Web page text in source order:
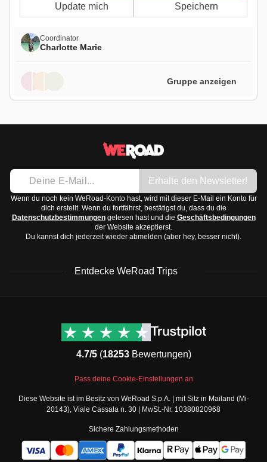
Update mich Speichern
Coordinator
Charlotte Marie
Gruppe anzeigen
Erhalte den Newsletter!
Wenn du noch kein WeRoad-Konto hast, wird mit dieser E-Mail ein Konto für
dich erstellt. Wenn du fortfährst, bestätigst du, dass du die
Datenschutzbestimmungengelesen hast und die Geschäftsbedingungen
der Website akzeptierst.
Du kannst dich jederzeit wieder abmelden (aber hey, besser nicht).
Entdecke WeRoad Trips
Trustpilot Bewertungen
WeRoad Social Media
Facebook Gruppe
TikTok
Teile deine Fotos als
& Support
Kontaktiere uns
FAQs
Buchungsbedingungen
Verkaufsbedingungen
Gutscheine
4.7/5(18253Bewertungen)
Pass deine Cookie-Einstellungen an
Diese Website ist im Besitz von WeRoad S.p.A. | mit Sitz in Mailand (Mi-
20143), Viale Cassala n. 30 | MwSt.-Nr. 10380820968
Sichere Zahlungsmethoden